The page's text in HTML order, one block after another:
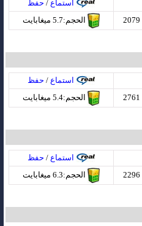
استماع / حفظ
الحجم:5.7 ميغابايت
استماع / حفظ
الحجم:5.4 ميغابايت
استماع / حفظ
الحجم:6.3 ميغابايت